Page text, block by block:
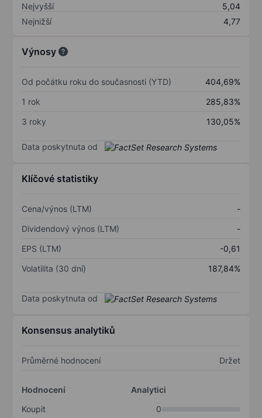
Nejvyšší
5,04
Nejnižší
4,77
Výnosy
Od počátku roku do současnosti (YTD)
404,69%
1 rok
285,83%
3 roky
130,05%
Data poskytnuta od
Klíčové statistiky
Cena/výnos (LTM)
-
Dividendový výnos (LTM)
-
EPS (LTM)
-0,61
Volatilita (30 dní)
187,84%
Data poskytnuta od
Konsensus analytiků
Průměrné hodnocení Držet
Hodnocení
Analytici
Koupit
0